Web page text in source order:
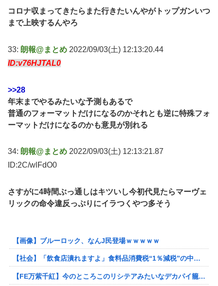
コロナ収まってきたらまた行きたいんやがトップガンいつ
まで上映するんやろ
33: 朗報@まとめ 2022/09/03(土) 12:13:20.44
ID:v76HJTAL0
>>28
年末までやるみたいな予測もあるで
普通のフォーマットだけになるのかそれとも逆に特殊フォ
ーマットだけになるのかも意見が別れる
34: 朗報@まとめ 2022/09/03(土) 12:13:21.87
ID:2C/wlFdO0
さすがに4時間ぶっ通しはキツいし今初代見たらマーヴェ
リックの命令違反っぷりにイラつくやつ多そう
【画像】ブルーロック、なんJ民登場ｗｗｗｗｗ
【社会】「飲食店潰れますよ」食料品消費税“1％減税”の中で上がる懸念 外食は10％で“9％”差に…一方で対象の弁当店でも悲痛な声「値下げできない…」
【FE万紫千紅】今のところこのリシテアみたいなデカパイ籠手使いが一番見た目好み